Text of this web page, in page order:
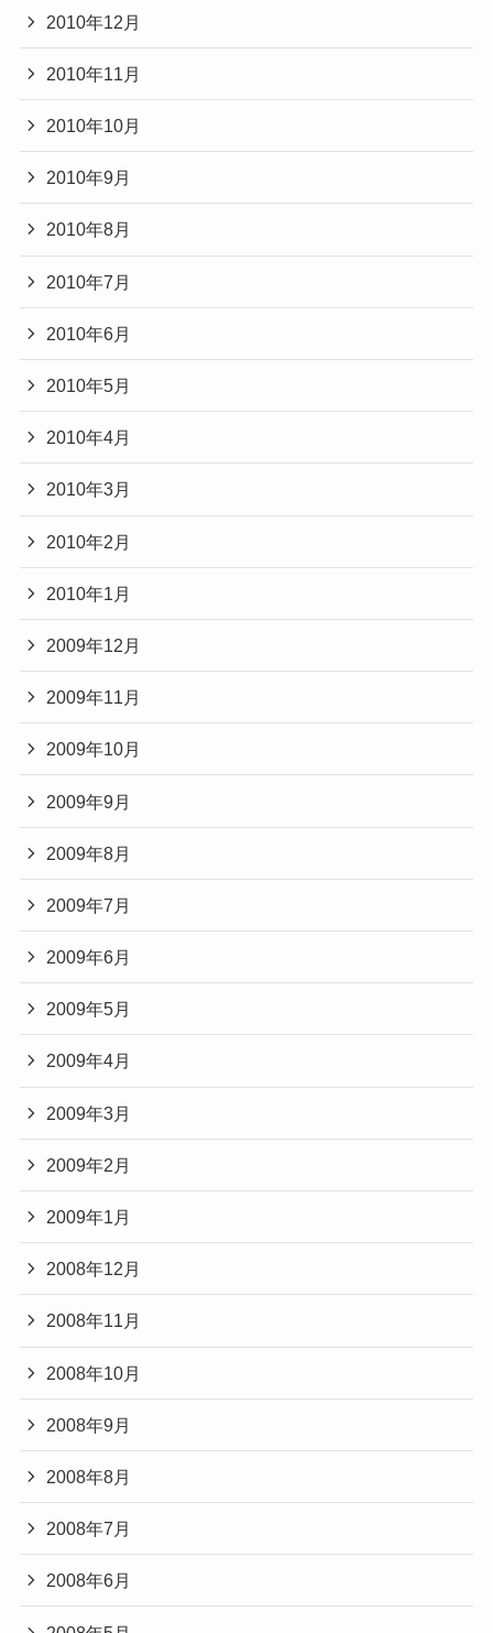
2010年12月
2010年11月
2010年10月
2010年9月
2010年8月
2010年7月
2010年6月
2010年5月
2010年4月
2010年3月
2010年2月
2010年1月
2009年12月
2009年11月
2009年10月
2009年9月
2009年8月
2009年7月
2009年6月
2009年5月
2009年4月
2009年3月
2009年2月
2009年1月
2008年12月
2008年11月
2008年10月
2008年9月
2008年8月
2008年7月
2008年6月